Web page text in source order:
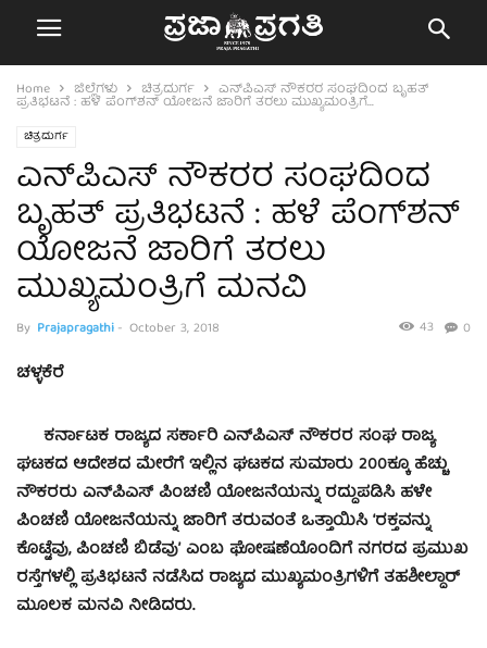
Home ಜಿಲ್ಲೆಗಳು ಚಿತ್ರದುರ್ಗ ಎನ್‍ಪಿಎಸ್ ನೌಕರರ ಸಂಘದಿಂದ ಬೃಹತ್
ಪ್ರತಿಭಟನೆ : ಹಳೆ ಪೆಂಗ್‍ಶನ್ ಯೋಜನೆ ಜಾರಿಗೆ ತರಲು ಮುಖ್ಯಮಂತ್ರಿಗೆ...
ಚಿತ್ರದುರ್ಗ
ಎನ್‍ಪಿಎಸ್ ನೌಕರರ ಸಂಘದಿಂದ
ಬೃಹತ್ ಪ್ರತಿಭಟನೆ : ಹಳೆ ಪೆಂಗ್‍ಶನ್
ಯೋಜನೆ ಜಾರಿಗೆ ತರಲು
ಮುಖ್ಯಮಂತ್ರಿಗೆ ಮನವಿ
By Prajapragathi- October 3, 2018 0
43
ಚಳ್ಳಕೆರೆ
ಕರ್ನಾಟಕ ರಾಜ್ಯದ ಸರ್ಕಾರಿ ಎನ್‍ಪಿಎಸ್ ನೌಕರರ ಸಂಘ ರಾಜ್ಯ
ಘಟಕದ ಆದೇಶದ ಮೇರೆಗೆ ಇಲ್ಲಿನ ಘಟಕದ ಸುಮಾರು 200ಕ್ಕೂ ಹೆಚ್ಚು
ನೌಕರರು ಎನ್‍ಪಿಎಸ್ ಪಿಂಚಣಿ ಯೋಜನೆಯನ್ನು ರದ್ದುಪಡಿಸಿ ಹಳೇ
ಪಿಂಚಣಿ ಯೋಜನೆಯನ್ನು ಜಾರಿಗೆ ತರುವಂತೆ ಒತ್ತಾಯಿಸಿ ‘ರಕ್ತವನ್ನು
ಕೊಟ್ಟೆವು, ಪಿಂಚಣಿ ಬಿಡೆವು’ ಎಂಬ ಘೋಷಣೆಯೊಂದಿಗೆ ನಗರದ ಪ್ರಮುಖ
ರಸ್ತೆಗಳಲ್ಲಿ ಪ್ರತಿಭಟನೆ ನಡೆಸಿದ ರಾಜ್ಯದ ಮುಖ್ಯಮಂತ್ರಿಗಳಿಗೆ ತಹಶೀಲ್ದಾರ್
ಮೂಲಕ ಮನವಿ ನೀಡಿದರು.